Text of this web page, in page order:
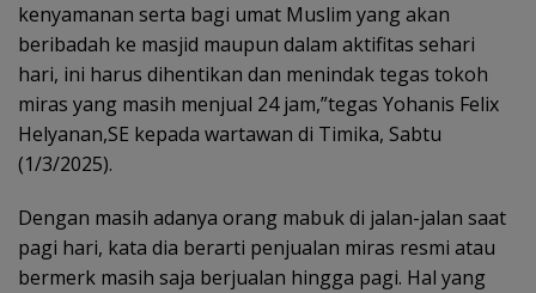
kenyamanan serta bagi umat Muslim yang akan
beribadah ke masjid maupun dalam aktifitas sehari
hari, ini harus dihentikan dan menindak tegas tokoh
miras yang masih menjual 24 jam,”tegas Yohanis Felix
Helyanan,SE kepada wartawan di Timika, Sabtu
(1/3/2025).
Dengan masih adanya orang mabuk di jalan-jalan saat
pagi hari, kata dia berarti penjualan miras resmi atau
bermerk masih saja berjualan hingga pagi. Hal yang